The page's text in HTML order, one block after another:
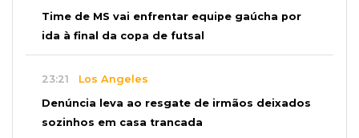
Time de MS vai enfrentar equipe gaúcha por
ida à final da copa de futsal
23:21 Los Angeles
Denúncia leva ao resgate de irmãos deixados
sozinhos em casa trancada